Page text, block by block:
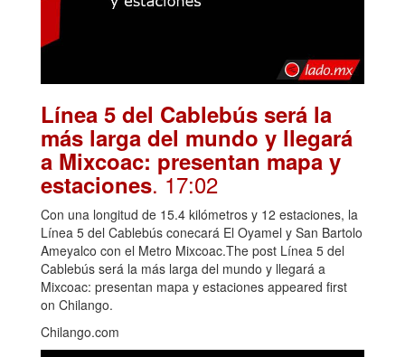
Línea 5 del Cablebús será la
más larga del mundo y llegará
a Mixcoac: presentan mapa y
estaciones. 17:02
Con una longitud de 15.4 kilómetros y 12 estaciones, la
Línea 5 del Cablebús conecará El Oyamel y San Bartolo
Ameyalco con el Metro Mixcoac.The post Línea 5 del
Cablebús será la más larga del mundo y llegará a
Mixcoac: presentan mapa y estaciones appeared first
on Chilango.
Chilango.com